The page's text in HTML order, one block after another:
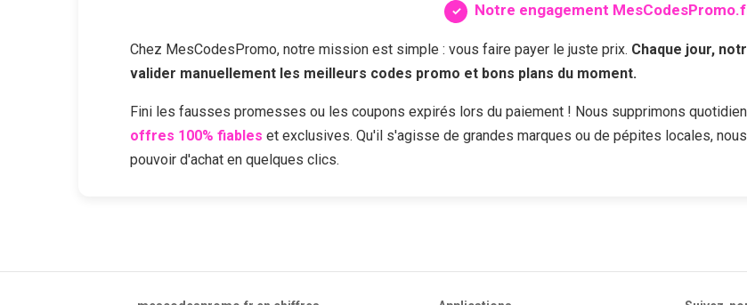
Notre engagement
Chez MesCodesPromo, notre mission est simple : vous faire payer le juste prix. Chaque jour,
valider manuellement les meilleurs codes promo et bons plans du moment.
Fini les fausses promesses ou les coupons expirés lors du paiement ! Nous supprimons
offres 100% fiables et exclusives. Qu'il s'agisse de grandes marques ou de pépites locales,
pouvoir d'achat en quelques clics.